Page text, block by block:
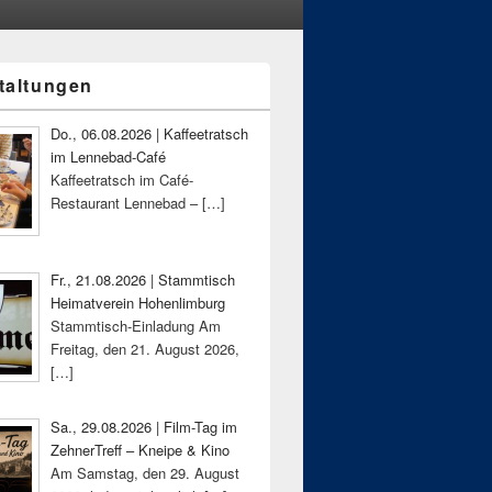
Do., 06.08.2026 | Kaffeetratsch
im Lennebad-Café
Kaffeetratsch im Café-
Restaurant Lennebad –[…]
Fr., 21.08.2026 | Stammtisch
Heimatverein Hohenlimburg
Stammtisch-Einladung Am
Freitag, den 21. August 2026,
[…]
Sa., 29.08.2026 | Film-Tag im
ZehnerTreff – Kneipe & Kino
Am Samstag, den 29. August